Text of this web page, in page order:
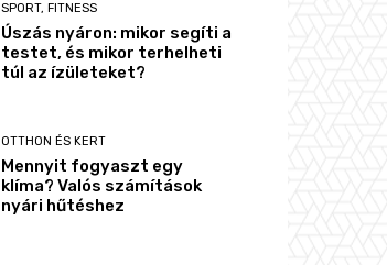
SPORT, FITNESS
Úszás nyáron: mikor segíti a
testet, és mikor terhelheti
túl az ízületeket?
OTTHON ÉS KERT
Mennyit fogyaszt egy
klíma? Valós számítások
nyári hűtéshez